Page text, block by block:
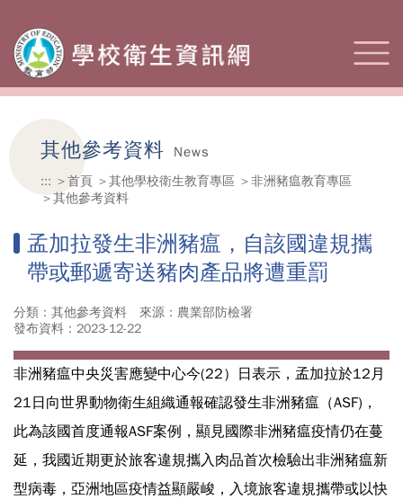
其他參考資料
News
:::
首頁 其他學校衛生教育專區
非洲豬瘟教育專區
其他參考資料
孟加拉發生非洲豬瘟，自該國違規攜
帶或郵遞寄送豬肉產品將遭重罰
分類：其他參考資料
來源：農業部防檢署
發布資料：2023-12-22
非洲豬瘟中央災害應變中心今(22）日表示，孟加拉於12月
21日向世界動物衛生組織通報確認發生非洲豬瘟（ASF)，
此為該國首度通報ASF案例，顯見國際非洲豬瘟疫情仍在蔓
延，我國近期更於旅客違規攜入肉品首次檢驗出非洲豬瘟新
型病毒，亞洲地區疫情益顯嚴峻，入境旅客違規攜帶或以快